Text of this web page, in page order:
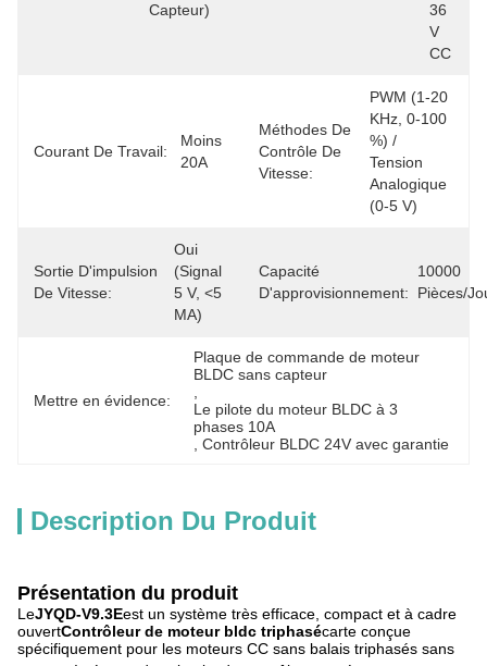
Capteur)
36
V
CC
Courant De Travail:
Moins
20A
Méthodes De
Contrôle De
Vitesse:
PWM (1-20
KHz, 0-100
%) /
Tension
Analogique
(0-5 V)
Sortie D'impulsion
De Vitesse:
Oui
(signal
5 V, <5
MA)
Capacité
D'approvisionnement:
10000
Pièces/
Mettre en évidence:
Plaque de commande de moteur
BLDC sans capteur
Le pilote du moteur BLDC à 3
phases 10A
, Contrôleur BLDC 24V avec garantie
Description Du Produit
Présentation du produit
LeJYQD-V9.3Eest un système très efficace, compact et à cadre
ouvertContrôleur de moteur bldc triphasécarte conçue
spécifiquement pour les moteurs CC sans balais triphasés sans